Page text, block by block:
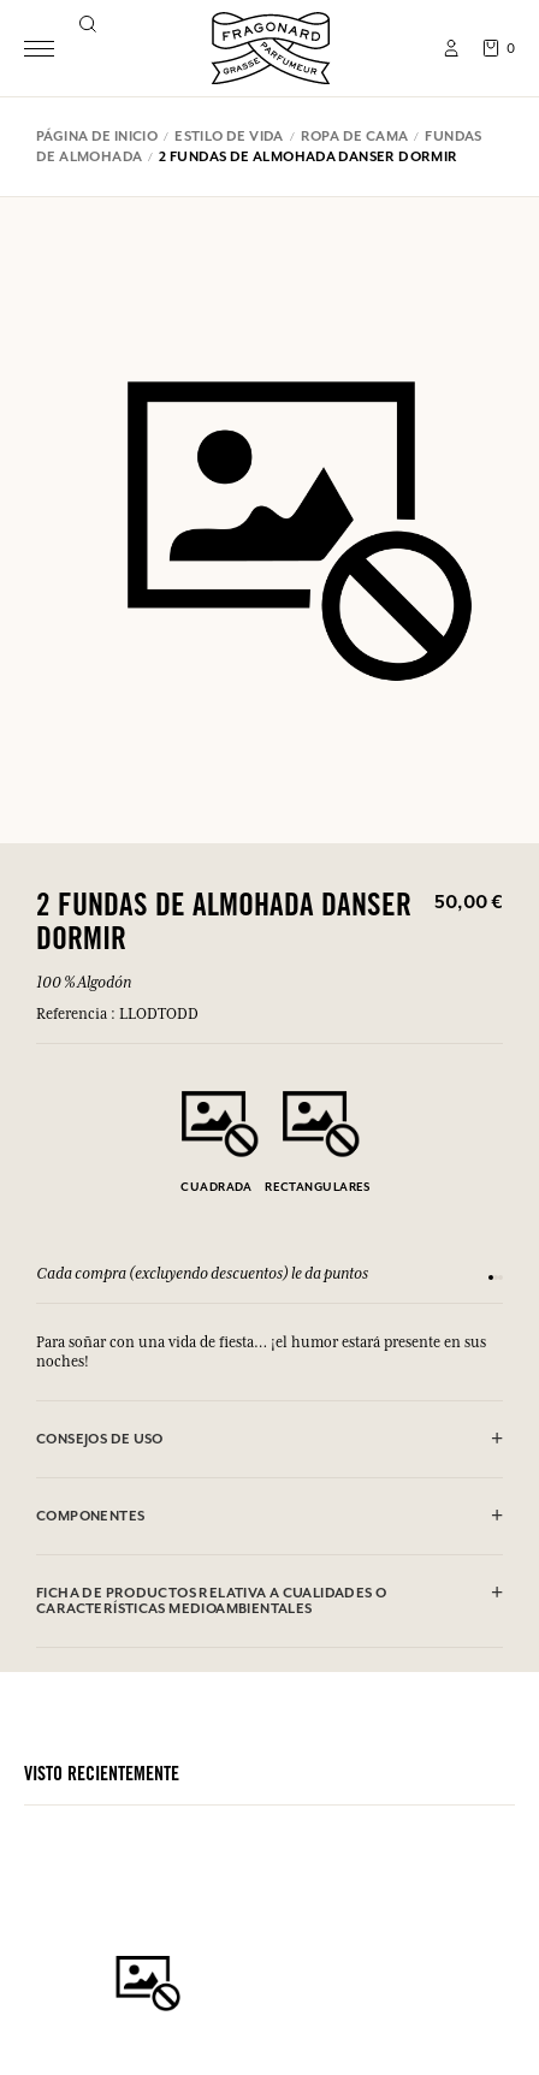
0
PÁGINA DE INICIO ESTILO DE VIDA ROPA DE CAMA
FUNDAS
DE ALMOHADA
2 FUNDAS DE ALMOHADA DANSER DORMIR
2 FUNDAS DE ALMOHADA DANSER
DORMIR
50,00 €
100 % Algodón
Referencia : LLODTODD
CUADRADA RECTANGULARES
Cada compra (excluyendo descuentos) le da puntos
Para soñar con una vida de fiesta… ¡el humor estará presente en sus
noches!
CONSEJOS DE USO
COMPONENTES
FICHA DE PRODUCTOS RELATIVA A CUALIDADES O
CARACTERÍSTICAS MEDIOAMBIENTALES
VISTO RECIENTEMENTE